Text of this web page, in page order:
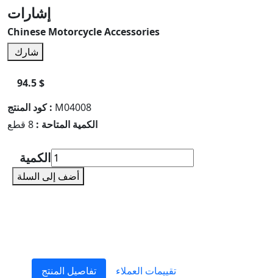
إشارات
Chinese Motorcycle Accessories
شارك
94.5 $
كود المنتج : M04008
الكمية المتاحة : 8 قطع
الكمية
أضف إلى السلة
تفاصيل المنتج
تقييمات العملاء